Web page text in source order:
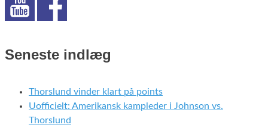
Seneste indlæg
Thorslund vinder klart på points
Uofficielt: Amerikansk kampleder i Johnson vs.
Thorslund